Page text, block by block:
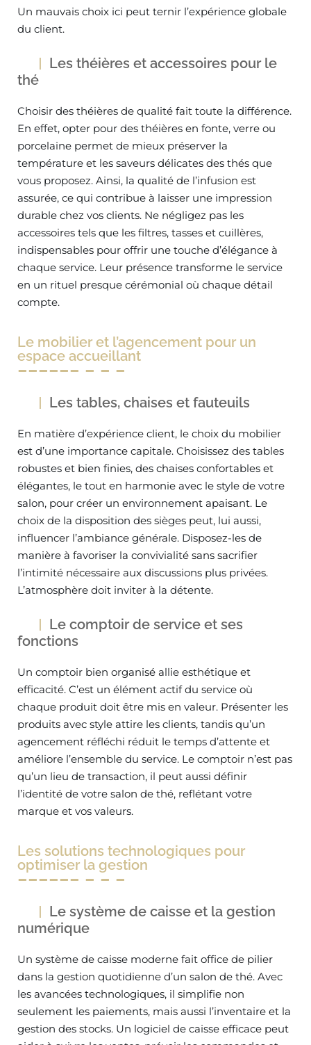
Un mauvais choix ici peut ternir l’expérience globale
du client.
Les théières et accessoires pour le
thé
Choisir des théières de qualité fait toute la différence.
En effet, opter pour des théières en fonte, verre ou
porcelaine permet de mieux préserver la
température et les saveurs délicates des thés que
vous proposez. Ainsi, la qualité de l’infusion est
assurée, ce qui contribue à laisser une impression
durable chez vos clients. Ne négligez pas les
accessoires tels que les filtres, tasses et cuillères,
indispensables pour offrir une touche d’élégance à
chaque service. Leur présence transforme le service
en un rituel presque cérémonial où chaque détail
compte.
Le mobilier et l’agencement pour un
espace accueillant
Les tables, chaises et fauteuils
En matière d’expérience client, le choix du mobilier
est d’une importance capitale. Choisissez des tables
robustes et bien finies, des chaises confortables et
élégantes, le tout en harmonie avec le style de votre
salon, pour créer un environnement apaisant. Le
choix de la disposition des sièges peut, lui aussi,
influencer l’ambiance générale. Disposez-les de
manière à favoriser la convivialité sans sacrifier
l’intimité nécessaire aux discussions plus privées.
L’atmosphère doit inviter à la détente.
Le comptoir de service et ses
fonctions
Un comptoir bien organisé allie esthétique et
efficacité. C’est un élément actif du service où
chaque produit doit être mis en valeur. Présenter les
produits avec style attire les clients, tandis qu’un
agencement réfléchi réduit le temps d’attente et
améliore l’ensemble du service. Le comptoir n’est pas
qu’un lieu de transaction, il peut aussi définir
l’identité de votre salon de thé, reflétant votre
marque et vos valeurs.
Les solutions technologiques pour
optimiser la gestion
Le système de caisse et la gestion
numérique
Un système de caisse moderne fait office de pilier
dans la gestion quotidienne d’un salon de thé. Avec
les avancées technologiques, il simplifie non
seulement les paiements, mais aussi l’inventaire et la
gestion des stocks. Un logiciel de caisse efficace peut